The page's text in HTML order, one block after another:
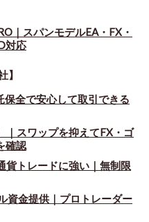
｜スパンモデルEA・FX・
対応
】
全で安心して取引できる
｜スワップを抑えてFX・ゴ
確認
貨トレードに強い｜無制限
資金提供｜プロトレーダー